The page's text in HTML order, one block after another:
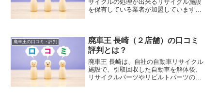
サイクルの処理が出来るリサイクル施設
を保有している業者が加盟しています。
クル技術は向上しており車のほぼ9割を再
利用することが出来ています。
廃車王の口コミ・評判
廃車王 長崎（２店舗）の口コミ
評判とは？
廃車王 長崎は、自社の自動車リサイクル
施設で、引取回収した自動車を解体後、
リサイクルパーツやリビルトパーツの生